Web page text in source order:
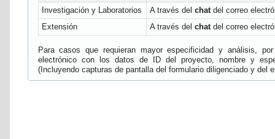
Investigación y Laboratorios
A través del chatdel correo
Extensión
A través del chatdel correo
Para casos que requieran mayor especificidad y análisis,
electrónico con los datos de ID del proyecto, nombre y
(Incluyendo capturas de pantalla del formulario diligenciado y del